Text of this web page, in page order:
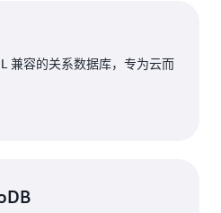
兼容的关系数据库，专为云而